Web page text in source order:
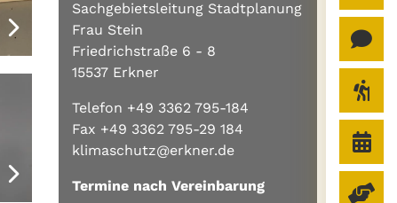
Sachgebietsleitung Stadtplanung
Frau Stein
Friedrichstraße 6 - 8
15537 Erkner
Telefon +49 3362 795-184
Fax +49 3362 795-29 184
klimaschutz@erkner.de
Termine nach Vereinbarung